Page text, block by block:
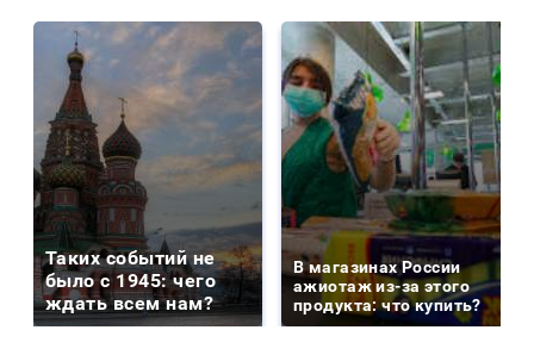
Таких событий не
было с 1945: чего
ждать всем нам?
В магазинах России
ажиотаж из-за этого
продукта: что купить?